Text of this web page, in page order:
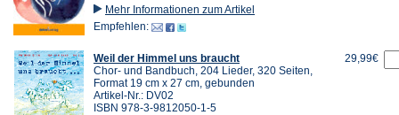
Mehr Informationen zum Artikel
Empfehlen:
Weil der Himmel uns braucht
Chor- und Bandbuch, 204 Lieder, 320 Seiten,
Format 19 cm x 27 cm, gebunden
Artikel-Nr.: DV02
ISBN 978-3-9812050-1-5
29,99€